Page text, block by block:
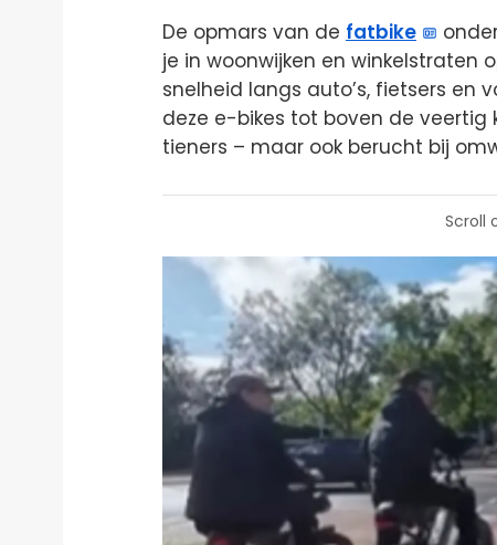
De opmars van de fatbike
je in woonwijken en winkelstraten
snelheid langs auto’s, fietsers en
deze e-bikes tot boven de veertig
tieners – maar ook berucht bij
Scroll